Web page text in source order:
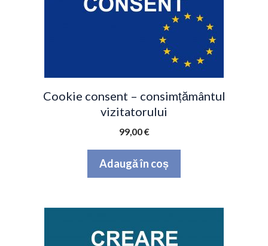
Cookie consent – consimțământul
vizitatorului
99,00€
Adaugă în coș